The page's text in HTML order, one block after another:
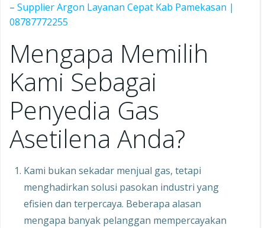
– Supplier Argon Layanan Cepat Kab Pamekasan |
08787772255
Mengapa Memilih
Kami Sebagai
Penyedia Gas
Asetilena Anda?
Kami bukan sekadar menjual gas, tetapi
menghadirkan solusi pasokan industri yang
efisien dan terpercaya. Beberapa alasan
mengapa banyak pelanggan mempercayakan